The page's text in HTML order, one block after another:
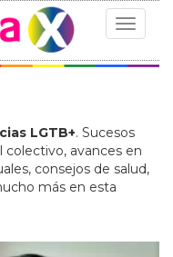
Toggle
LGTB+. Sucesos
colectivo, avances en
consejos de salud,
más en esta